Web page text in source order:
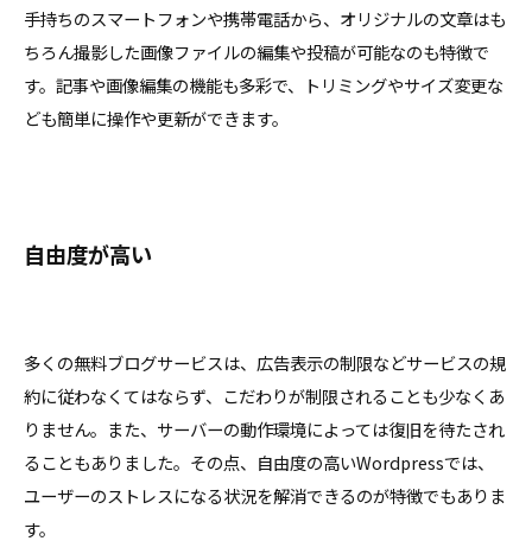
手持ちのスマートフォンや携帯電話から、オリジナルの文章はも
ちろん撮影した画像ファイルの編集や投稿が可能なのも特徴で
す。記事や画像編集の機能も多彩で、トリミングやサイズ変更な
ども簡単に操作や更新ができます。
自由度が高い
多くの無料ブログサービスは、広告表示の制限などサービスの規
約に従わなくてはならず、こだわりが制限されることも少なくあ
りません。また、サーバーの動作環境によっては復旧を待たされ
ることもありました。その点、自由度の高いWordpressでは、
ユーザーのストレスになる状況を解消できるのが特徴でもありま
す。